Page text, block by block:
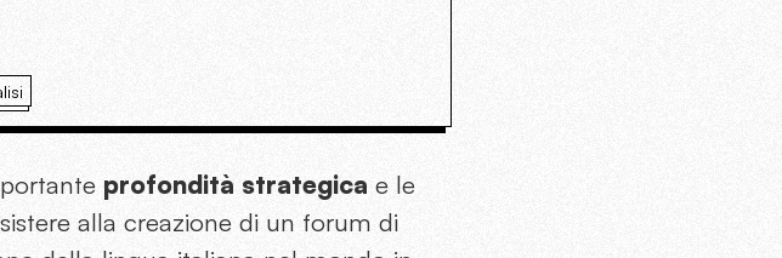
profondità strategica e le
alla creazione di un forum di